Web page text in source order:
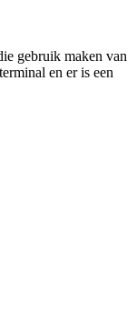
gebruik maken van
en er is een